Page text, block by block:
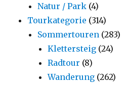
Natur / Park (4)
Tourkategorie (314)
Sommertouren (283)
Klettersteig (24)
Radtour (8)
Wanderung (262)